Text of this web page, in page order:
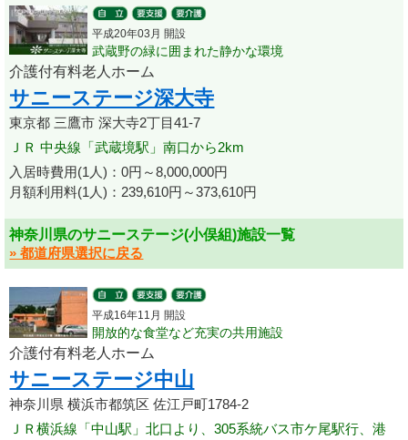
平成20年03月 開設
武蔵野の緑に囲まれた静かな環境
介護付有料老人ホーム
サニーステージ深大寺
東京都 三鷹市 深大寺2丁目41-7
ＪＲ 中央線「武蔵境駅」南口から2km
入居時費用(1人)：0円～8,000,000円
月額利用料(1人)：239,610円～373,610円
神奈川県のサニーステージ(小俣組)施設一覧
» 都道府県選択に戻る
平成16年11月 開設
開放的な食堂など充実の共用施設
介護付有料老人ホーム
サニーステージ中山
神奈川県 横浜市都筑区 佐江戸町1784-2
ＪＲ横浜線「中山駅」北口より、305系統バス市ケ尾駅行、港